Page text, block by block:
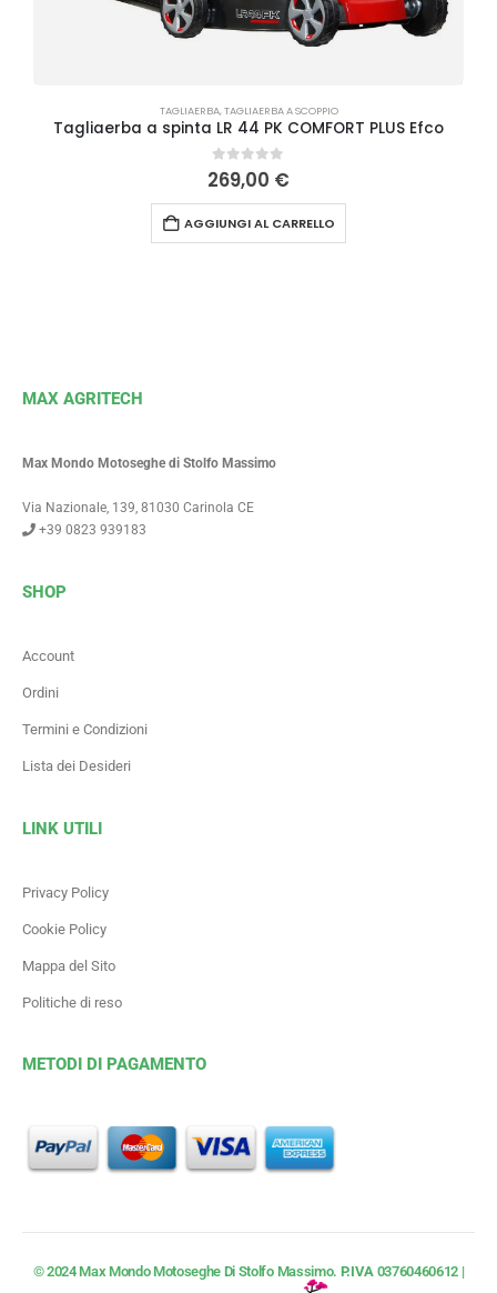
TAGLIAERBA,TAGLIAERBA A SCOPPIO
Tagliaerba a spinta LR 44 PK COMFORT PLUS Efco
0Su 5
269,00 €
AGGIUNGI AL CARRELLO
MAX AGRITECH
Max Mondo Motoseghe di Stolfo Massimo
Via Nazionale, 139, 81030 Carinola CE
+39 0823 939183
SHOP
Account
Ordini
Termini e Condizioni
Lista dei Desideri
LINK UTILI
Privacy Policy
Cookie Policy
Mappa del Sito
Politiche di reso
METODI DI PAGAMENTO
© 2024 Max Mondo Motoseghe Di Stolfo Massimo. P.IVA 03760460612 |